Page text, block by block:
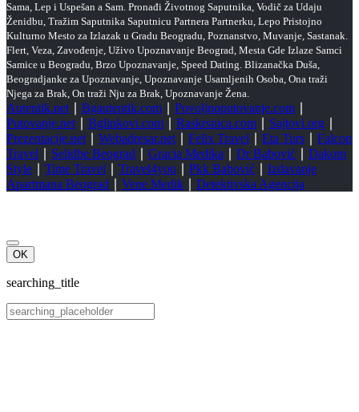
Sama, Lep i Uspešan a Sam. Pronađi Životnog Saputnika, Vodič za Udaju
Ženidbu, Tražim Saputnika Saputnicu Partnera Partnerku, Lepo Pristojno
Kulturno Mesto za Izlazak u Gradu Beogradu, Poznanstvo, Muvanje, Sastanak.
Flert, Veza, Zavođenje, Uživo Upoznavanje Beograd, Mesta Gde Izlaze Samci
Samice u Beogradu, Brzo Upoznavanje, Speed Dating. Blizanačka Duša,
Beogradjanke za Upoznavanje, Upoznavanje Usamljenih Osoba, Ona traži
Njega za Brak, On traži Nju za Brak, Upoznavanje Žena.
Autentik.net Bgautentik.com Povoljnoputovanje.com
Putovanje.net
Bglinkovi.com Raskrsnica.com Sajtovi.org
Prezentacije.net
Webadresar.net Felix Travel Eta Turs
Falcon
Travel
Selidbe Beograd Gracia Medika Dr Babović
Dakom
Style
Time Travel Travel4you Pkk Babović
Izdavanje
Apartmana Beograd
Vene Medik Detektivska Agencija
OK
searching_title